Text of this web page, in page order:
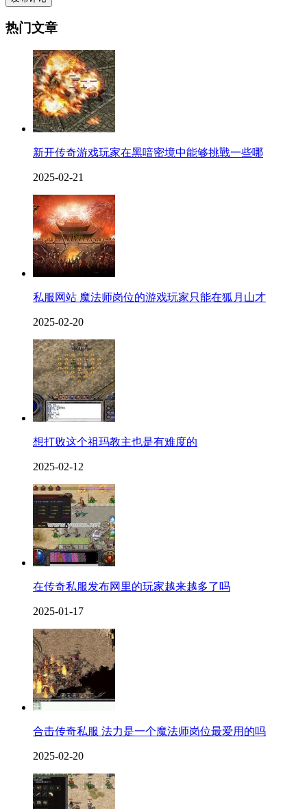
热门文章
新开传奇游戏玩家在黑喑密境中能够挑戰一些哪
2025-02-21
私服网站 魔法师岗位的游戏玩家只能在狐月山才
2025-02-20
想打败这个祖玛教主也是有难度的
2025-02-12
在传奇私服发布网里的玩家越来越多了吗
2025-01-17
合击传奇私服 法力是一个魔法师岗位最爱用的吗
2025-02-20